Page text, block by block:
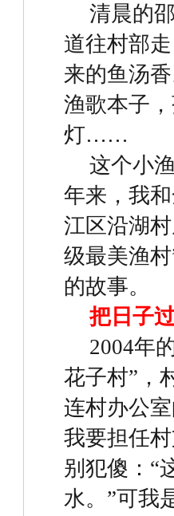
清晨的
道往村部
来的鱼汤
渔歌本子
灯……
这个小
年来，我
江区沿湖
级最美渔村
的故事。
把日子
2004年
花子村” ，
连村办公
我要担任
别犯傻： “
水。 ”可我